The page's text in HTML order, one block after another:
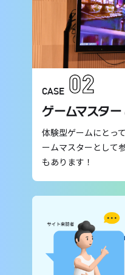
CASE
ゲームマスター
体験型ゲームにとっ
ームマスターとして
もあります！